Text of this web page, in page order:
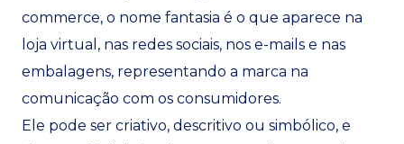
commerce, o nome fantasia é o que aparece na
loja virtual, nas redes sociais, nos e-mails e nas
embalagens, representando a marca na
comunicação com os consumidores.
Ele pode ser criativo, descritivo ou simbólico, e